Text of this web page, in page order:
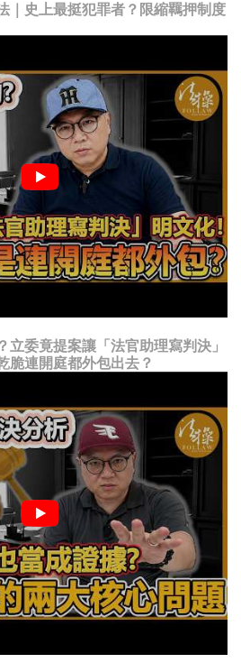
｜史上最挺犯罪者？限縮羈押制度
立委竟提案讓「法官助理寫判決」
脆連開庭都外包出去？